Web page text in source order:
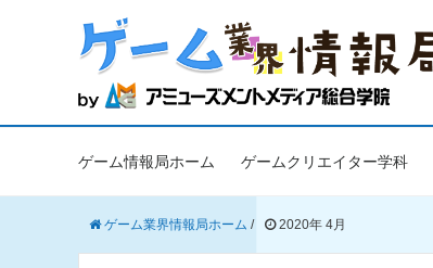
ゲーム情報局ホーム ゲームクリエイター学科
ゲーム業界情報局ホーム / 2020年 4月